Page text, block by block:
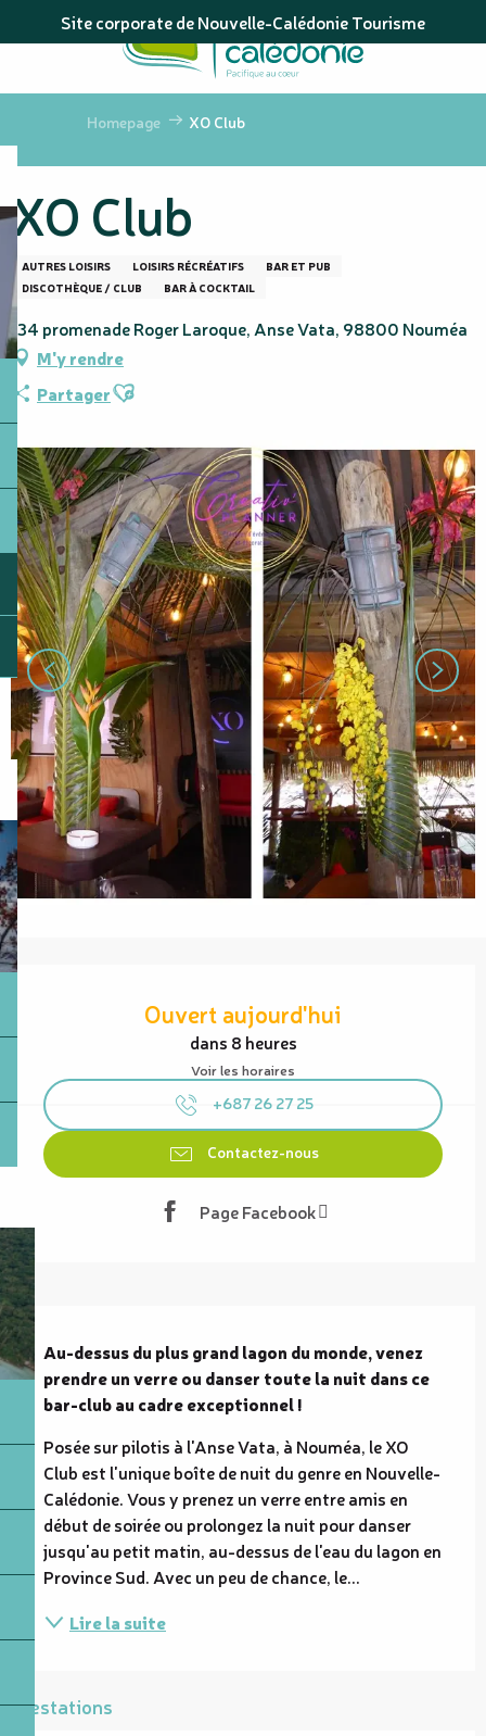
au
principal
Site corporate de Nouvelle-Calédonie Tourisme
Homepage XO Club
XO Club
AUTRES LOISIRS LOISIRS RÉCRÉATIFS
BAR ET PUB
DISCOTHÈQUE / CLUB
BAR À COCKTAIL
134 promenade Roger Laroque, Anse Vata, 98800 Nouméa
M'y rendre
PartagerAjouter aux favoris
Ouverture et coordonnées
Ouvert aujourd'hui
dans 8 heures
Voir les horaires
+687 26 27 25
Contactez-nous
Page Facebook
Description
Au-dessus du plus grand lagon du monde, venez
prendre un verre ou danser toute la nuit dans ce
bar-club au cadre exceptionnel !
Posée sur pilotis à l'Anse Vata, à Nouméa, le XO
Club est l'unique boîte de nuit du genre en Nouvelle-
Calédonie. Vous y prenez un verre entre amis en
début de soirée ou prolongez la nuit pour danser
jusqu'au petit matin, au-dessus de l'eau du lagon en
Province Sud. Avec un peu de chance, le...
Lire la suite
Prestations